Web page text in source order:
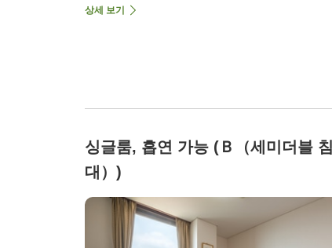
상세 보기
싱글룸, 흡연 가능 (Ｂ（세미더블 침
대）)